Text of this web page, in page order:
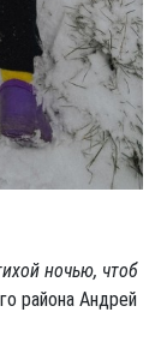
ночью, чтоб
района Андрей